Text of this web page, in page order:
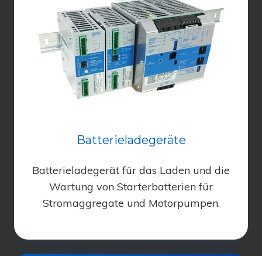
Batterieladegeräte
Batterieladegerät für das Laden und die
Wartung von Starterbatterien für
Stromaggregate und Motorpumpen.